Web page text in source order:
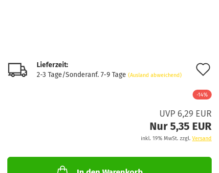
Lieferzeit:
2-3 Tage/Sonderanf. 7-9 Tage (Ausland abweichend)
-14%
UVP 6,29 EUR
Nur 5,35 EUR
inkl. 19% MwSt. zzgl. Versand